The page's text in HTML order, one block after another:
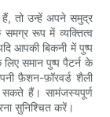
तो उन्हें अपने समुद्र
रूप में व्यक्तित्व
आपकी बिकनी में पुष्प
समान पुष्प पैटर्न के
फ़ैशन-फ़ॉरवर्ड शैली
सकते हैं। सामंजस्यपूर्ण
सुनिश्चित करें।